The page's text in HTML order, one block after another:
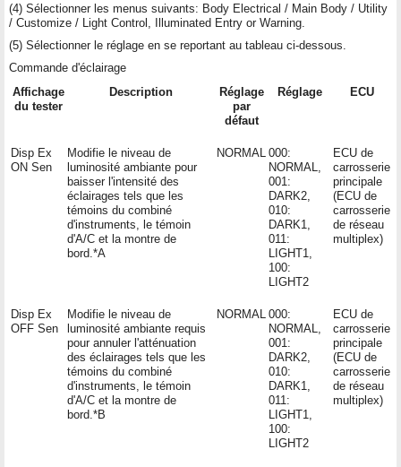
(4) Sélectionner les menus suivants: Body Electrical / Main Body / Utility
/ Customize / Light Control, Illuminated Entry or Warning.
(5) Sélectionner le réglage en se reportant au tableau ci-dessous.
Commande d'éclairage
Affichage
du tester
Description
Réglage
par
défaut
Réglage ECU
Disp Ex
ON Sen
Modifie le niveau de
luminosité ambiante pour
baisser l'intensité des
éclairages tels que les
témoins du combiné
d'instruments, le témoin
d'A/C et la montre de
bord.*A
NORMAL 000:
NORMAL,
001:
DARK2,
010:
DARK1,
011:
LIGHT1,
100:
LIGHT2
ECU de
carrosserie
principale
(ECU de
carrosserie
de réseau
multiplex)
Disp Ex
OFF Sen
Modifie le niveau de
luminosité ambiante requis
pour annuler l'atténuation
des éclairages tels que les
témoins du combiné
d'instruments, le témoin
d'A/C et la montre de
bord.*B
NORMAL 000:
NORMAL,
001:
DARK2,
010:
DARK1,
011:
LIGHT1,
100:
LIGHT2
ECU de
carrosserie
principale
(ECU de
carrosserie
de réseau
multiplex)